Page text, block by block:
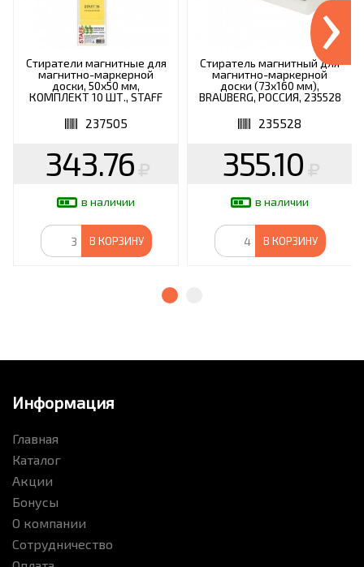
Стиратели магнитные для
магнитно-маркерной
доски, 50х50 мм,
КОМПЛЕКТ 10 ШТ., STAFF
237505
343.76
в наличии
В КОРЗИНУ
Стиратель магнитный для
магнитно-маркерной
доски (73х160 мм),
BRAUBERG, РОССИЯ, 235528
235528
355.10
в наличии
В КОРЗИНУ
›
Информация
Главная
Каталог
Акции
Бонусы
О компании
Сотрудничество